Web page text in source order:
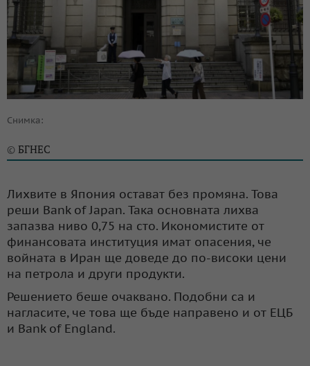
Снимка:
© БГНЕС
Лихвите в Япония остават без промяна. Това
реши Bank of Japan. Така основната лихва
запазва ниво 0,75 на сто. Икономистите от
финансовата институция имат опасения, че
войната в Иран ще доведе до по-високи цени
на петрола и други продукти.
Решението беше очаквано. Подобни са и
нагласите, че това ще бъде направено и от ЕЦБ
и Bank of England.